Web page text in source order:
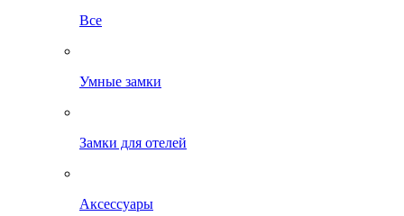
Все
Умные замки
Замки для отелей
Аксессуары